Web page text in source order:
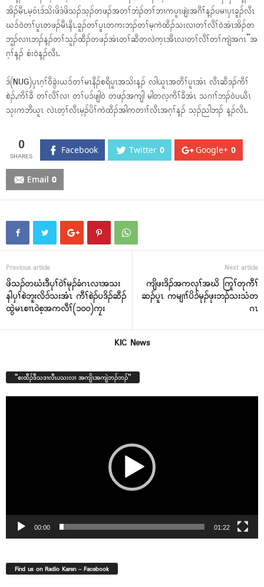
အိၣ်မီၤ.မ့၀ံၤဒ်သိးဖိဒံဖိသၣ်သ့ၣ်တဖၣ်အတၢ်ဘံၣ်တၢ်ဘၢကပူၤဖျဲးအဂီၢ်န့ၣ်ပမၢပှၤခူၣ်လီၤ
ဃၥ်၀ဲတၢ်ပူၤတဖၣ်မီၤနီၤ.ခူၣ်တၢ်ပူၤတကးဘၣ်တၢ်မ့ကဲထီၣ်သးလၢတၢ်လီၢ်၀ဲအံၤအိၣ်တ
ဘူၣ်လၢၤဘၣ်န့ၣ်တၢ်သူၣ်ထီၣ်တဖၣ်အံၤတၢ်ဆီတလဲက့ၤအီၤလၢတၢ်လီၢ်တၢ်ကျဲအဂၤ”အ
ဂ့ၢ်န့ၣ် စံး၀ဲန့ၣ်လီၤ.
ဒ်(NUG)ပှၤဂ့ၢ်၀ီခွဲးယၥ်တၢ်မၤနီၣ်စရီပူၤအသိးန့ၣ် လါယူၤအတီၢ်ပူၤအံၤ လီၤဆီဒၣ်ကီၢ်
စဲၣ်,ကီၢ်ခီ တၢ်လီၢ်လၢ တၢ်ပၥ်ဖျါ၀ဲ တဖၣ်အကျါ မါတလ့ကီၢ်ခီအံၤ သဂၢၢ်ဘၣ်၀ဲပယီၤ
သုးကဘီယူၤ လဲၤတ့ၢ်လီၤမ့ၣ်ပိၢ်ကဲထီၣ်အါကတၢၢ်လီၤအဂ့ၢ်န့ၣ် သ့ၣ်ညါဘၣ် န့ၣ်လီၤ.
0 Facebook Twitter 0 Google+ 0
Email 0
Previous article
ဖိသၣ်တဃံးဒီပုၢ်၀ဲၢ်မုၣ်ခံဂၤလၢအသး
နါပှၢ်စဲဘူးလိၥ်သးအံၤ ကီၢ်စဲၣ်ပဒိၣ်ဆီၣ်
ထွဲမၤစၢၤ၀ဲစ့အကလီၢ်(၁၀၀)ကၠး
Next article
ကျိဖးဒိၣ်အကလုၢ်အဃိ ကြုၢ်တုကီၢ်
ဆၣ်ပူၤ ကမျၢၢ်ပိၥ်မုၣ်ဖုးဘၣ်သးသံတ
ဂၤ
KIC News
“စးထီၣ်ဒီသဒၢလီၤပသးလၢ အကျိၤအကျဲဘၣ်ဘၣ်”
00:00 01:22
Find us on Radio Karen – Facebook